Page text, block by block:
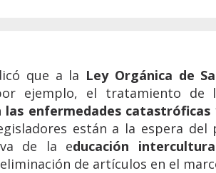
que a la Ley Orgánica de
ejemplo, el tratamiento de
las enfermedades
están a la espera
de la educación
de artículos en el